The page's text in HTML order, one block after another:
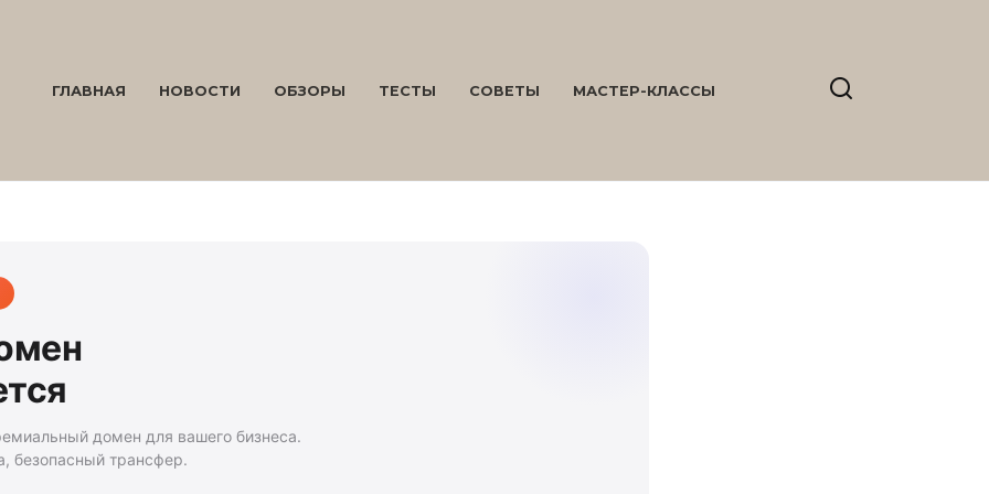
ГЛАВНАЯ НОВОСТИ ОБЗОРЫ ТЕСТЫ СОВЕТЫ МАСТЕР-КЛАССЫ
домен для вашего бизнеса.
безопасный трансфер.